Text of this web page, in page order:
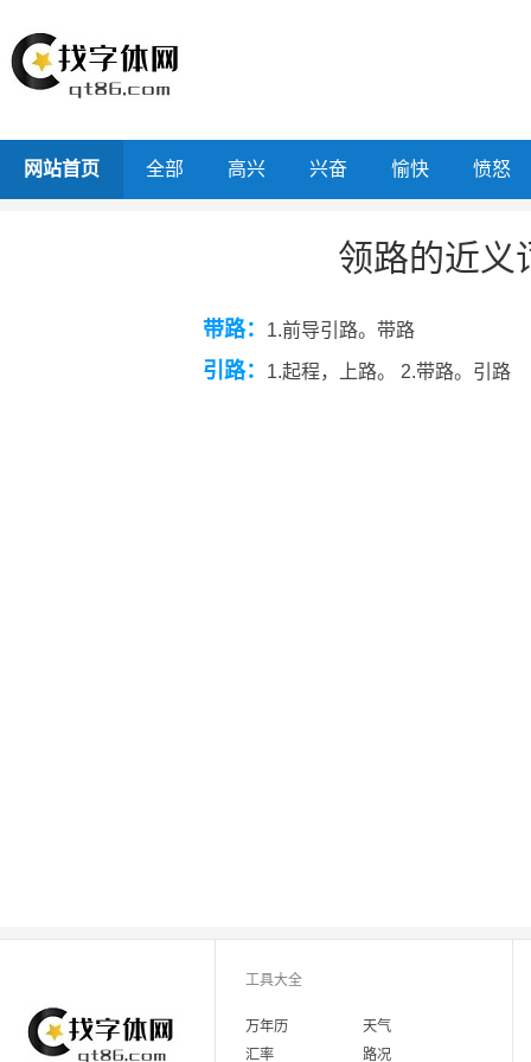
网站首页 全部 高兴 兴奋 愉快 愤怒
领路的近义
带路： 1.前导引路。带路
引路： 1.起程，上路。 2.带路。引路
工具大全
万年历
天气
汇率
路况